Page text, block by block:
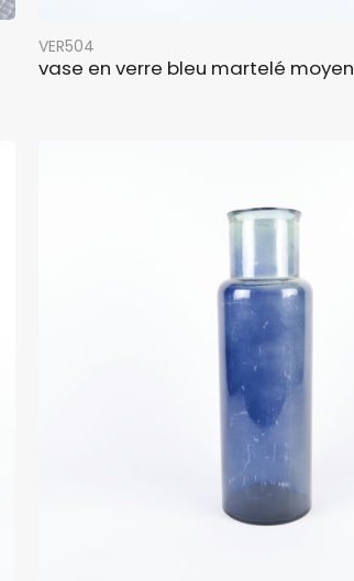
VER504
vase en verre bleu martelé moyen